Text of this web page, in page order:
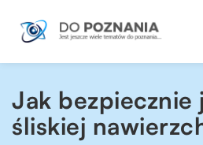
Jak bezpiecznie
śliskiej